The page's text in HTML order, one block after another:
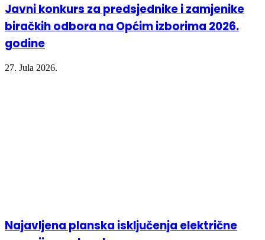
Javni konkurs za predsjednike i zamjenike
biračkih odbora na Općim izborima 2026.
godine
27. Jula 2026.
Najavljena planska isključenja električne